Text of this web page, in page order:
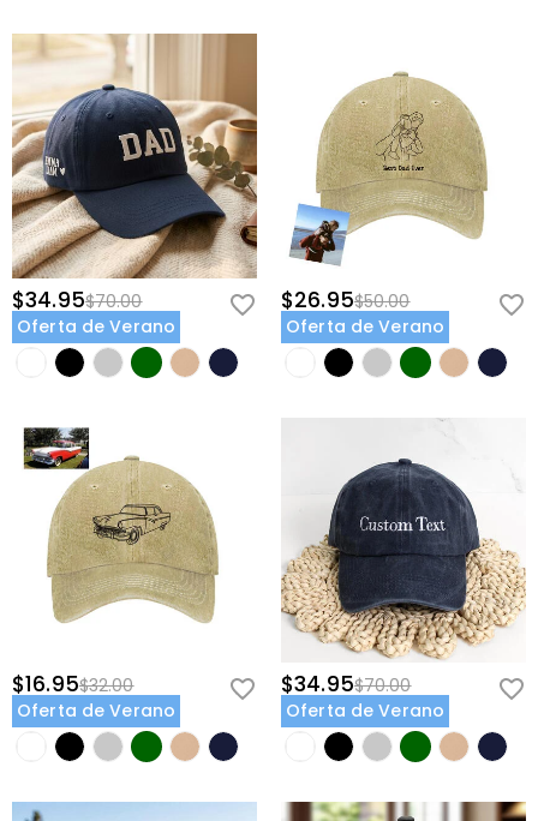
$34.95$70.00
Oferta de Verano
$26.95$50.00
Oferta de Verano
$16.95$32.00
Oferta de Verano
$34.95$70.00
Oferta de Verano